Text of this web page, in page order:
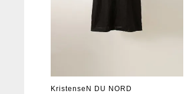
KristenseN DU NORD